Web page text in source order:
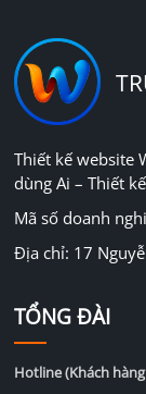
Thiết kế website
dùng Ai – Thiết
Mã số doanh
Địa chỉ: 17
TỔNG ĐÀI
Hotline (Khách